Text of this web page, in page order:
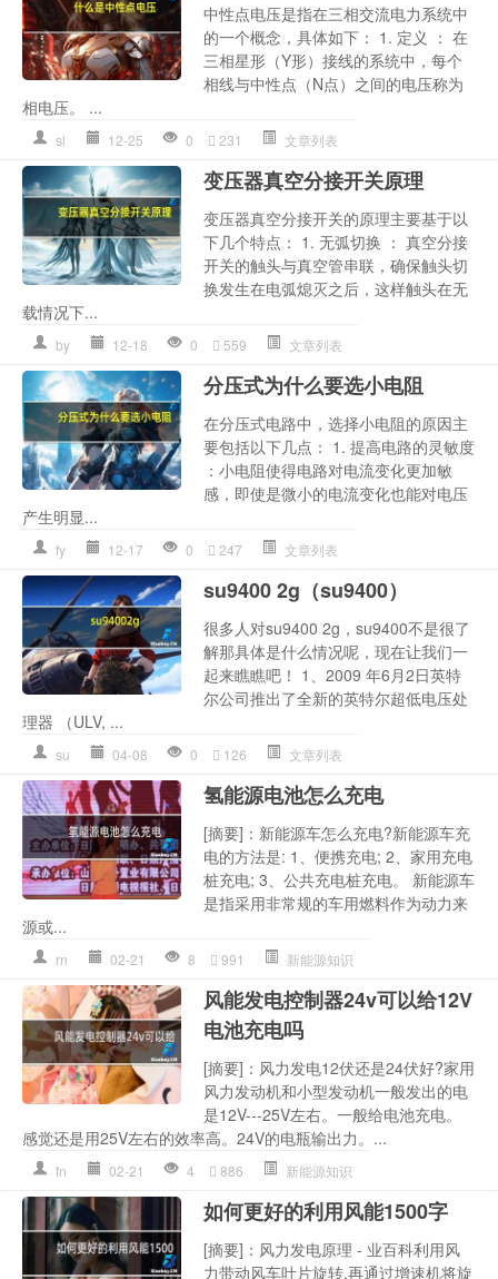
中性点电压是指在三相交流电力系统中
的一个概念，具体如下： 1. 定义 ： 在
三相星形（Y形）接线的系统中，每个
相线与中性点（N点）之间的电压称为
相电压。 ...
sl 12-25 0 231 文章列表
变压器真空分接开关原理
变压器真空分接开关的原理主要基于以
下几个特点： 1. 无弧切换 ： 真空分接
开关的触头与真空管串联，确保触头切
换发生在电弧熄灭之后，这样触头在无
载情况下...
by 12-18 0 559 文章列表
分压式为什么要选小电阻
在分压式电路中，选择小电阻的原因主
要包括以下几点： 1. 提高电路的灵敏度
：小电阻使得电路对电流变化更加敏
感，即使是微小的电流变化也能对电压
产生明显...
fy 12-17 0 247 文章列表
su9400 2g（su9400）
很多人对su9400 2g，su9400不是很了
解那具体是什么情况呢，现在让我们一
起来瞧瞧吧！ 1、2009 年6月2日英特
尔公司推出了全新的英特尔超低电压处
理器 （ULV, ...
su 04-08 0 126 文章列表
氢能源电池怎么充电
[摘要]：新能源车怎么充电?新能源车充
电的方法是: 1、便携充电; 2、家用充电
桩充电; 3、公共充电桩充电。 新能源车
是指采用非常规的车用燃料作为动力来
源或...
rn 02-21 8 991 新能源知识
风能发电控制器24v可以给12V
电池充电吗
[摘要]：风力发电12伏还是24伏好?家用
风力发动机和小型发动机一般发出的电
是12V---25V左右。一般给电池充电。
感觉还是用25V左右的效率高。24V的电瓶输出力。...
fn 02-21 4 886 新能源知识
如何更好的利用风能1500字
[摘要]：风力发电原理 - 业百科利用风
力带动风车叶片旋转,再通过增速机将旋